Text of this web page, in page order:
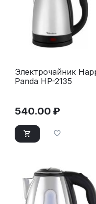
Электрочайник
Panda HP-2135
540.00 ₽